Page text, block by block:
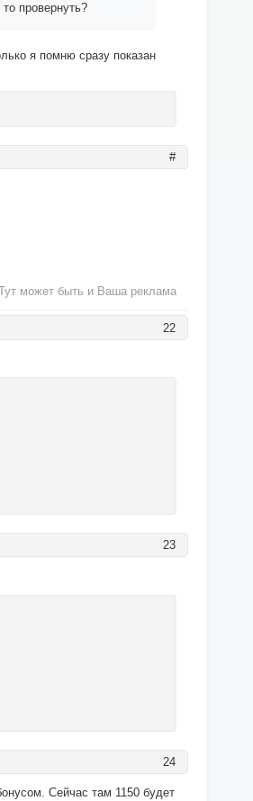
провернуть?
я помню сразу показан
#
может быть и Ваша реклама
22
23
24
Сейчас там 1150 будет